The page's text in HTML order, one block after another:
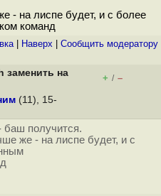
- на лиспе будет, и с более
команд
| Наверх Cообщить модератору
заменить на
+ / –
(11), 15-
баш получится.
же - на лиспе будет, и с